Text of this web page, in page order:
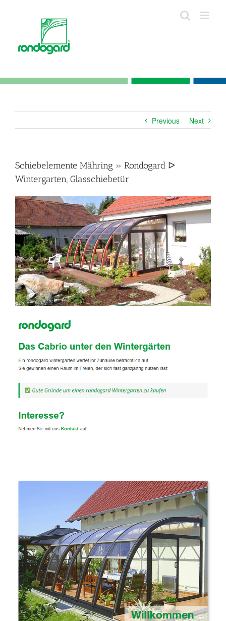
Previous Next
Schiebelemente Mähring » Rondogard ᐅ
Wintergarten, Glasschiebetür